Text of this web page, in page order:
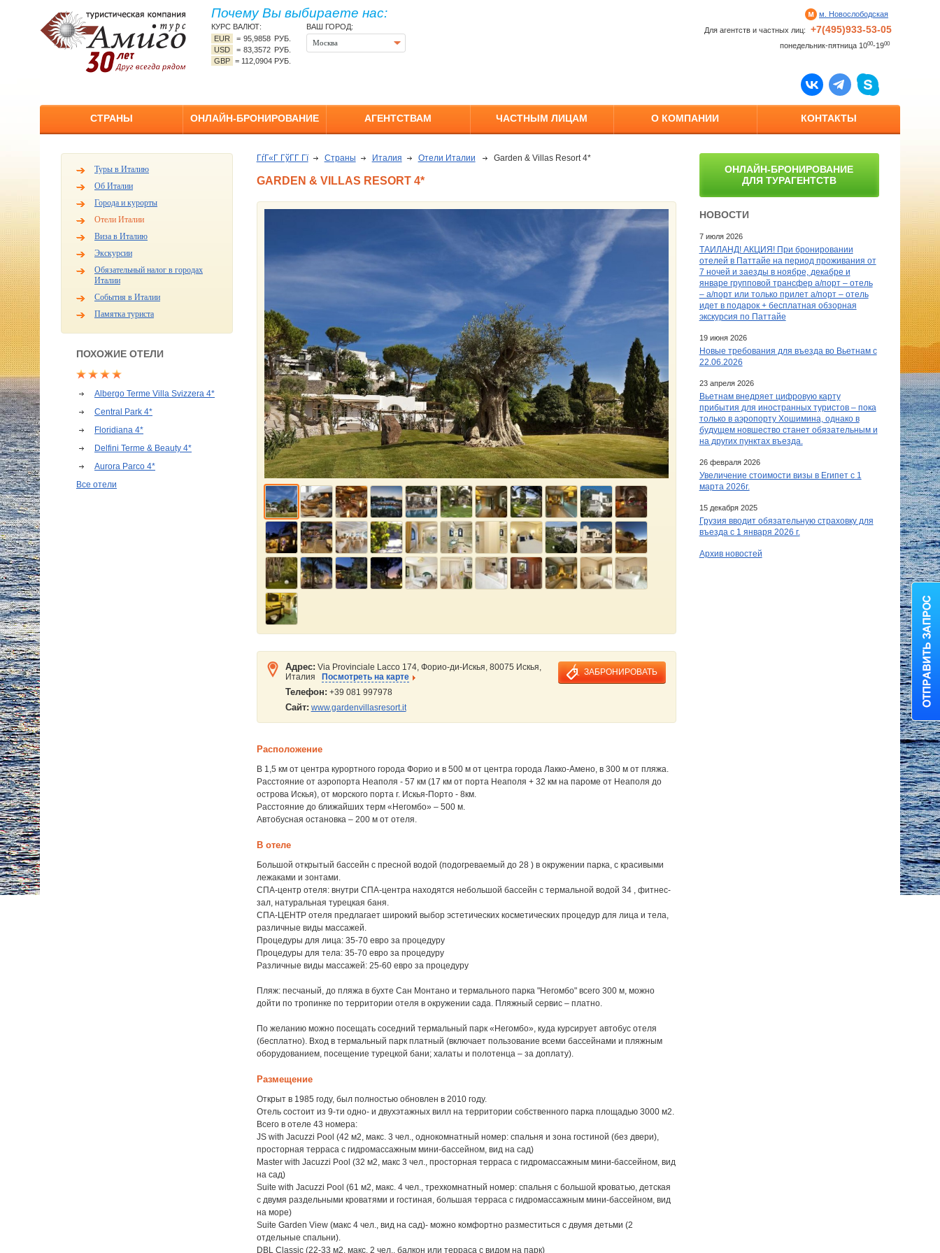
Почему Вы выбираете нас:
КУРС ВАЛЮТ:
EUR
=95,9858 РУБ.
USD
=83,3572 РУБ.
GBP = 112,0904 РУБ.
ВАШ ГОРОД:
Москва
м. Новослободская
Для агентств и частных лиц:
+7(495)933-53-05
понедельник-пятница 1000-1900
СТРАНЫ ОНЛАЙН-БРОНИРОВАНИЕ АГЕНТСТВАМ ЧАСТНЫМ ЛИЦАМ О КОМПАНИИ КОНТАКТЫ
Туры в Италию
Об Италии
Города и курорты
Отели Италии
Виза в Италию
Экскурсии
Обязательный налог в городах
Италии
События в Италии
Памятка туриста
ПОХОЖИЕ ОТЕЛИ
Albergo Terme Villa Svizzera 4*
Central Park 4*
Floridiana 4*
Delfini Terme & Beauty 4*
Aurora Parco 4*
Все отели
ГѓГ«Г ГўГ­Г Гї Страны Италия Отели Италии Garden & Villas Resort 4*
GARDEN & VILLAS RESORT 4*
ЗАБРОНИРОВАТЬ
Адрес: Via Provinciale Lacco 174, Форио-ди-Искья, 80075 Искья,
Италия
Посмотреть на карте
Телефон: +39 081 997978
Сайт: www.gardenvillasresort.it
Расположение
В 1,5 км от центра курортного города Форио и в 500 м от центра города Лакко-Амено, в 300 м от пляжа.
Расстояние от аэропорта Неаполя - 57 км (17 км от порта Неаполя + 32 км на пароме от Неаполя до
острова Искья), от морского порта г. Искья-Порто - 8км.
Расстояние до ближайших терм «Негомбо» – 500 м.
Автобусная остановка – 200 м от отеля.
В отеле
Большой открытый бассейн с пресной водой (подогреваемый до 28 ) в окружении парка, с красивыми
лежаками и зонтами.
СПА-центр отеля: внутри СПА-центра находятся небольшой бассейн с термальной водой 34 , фитнес-
зал, натуральная турецкая баня.
СПА-ЦЕНТР отеля предлагает широкий выбор эстетических косметических процедур для лица и тела,
различные виды массажей.
Процедуры для лица: 35-70 евро за процедуру
Процедуры для тела: 35-70 евро за процедуру
Различные виды массажей: 25-60 евро за процедуру
Пляж: песчаный, до пляжа в бухте Сан Монтано и термального парка "Негомбо" всего 300 м, можно
дойти по тропинке по территории отеля в окружении сада. Пляжный сервис – платно.
По желанию можно посещать соседний термальный парк «Негомбо», куда курсирует автобус отеля
(бесплатно). Вход в термальный парк платный (включает пользование всеми бассейнами и пляжным
оборудованием, посещение турецкой бани; халаты и полотенца – за доплату).
Размещение
Открыт в 1985 году, был полностью обновлен в 2010 году.
Отель состоит из 9-ти одно- и двухэтажных вилл на территории собственного парка площадью 3000 м2.
Всего в отеле 43 номера:
JS with Jacuzzi Pool (42 м2, макс. 3 чел., однокомнатный номер: спальня и зона гостиной (без двери),
просторная терраса с гидромассажным мини-бассейном, вид на сад)
Master with Jacuzzi Pool (32 м2, макс 3 чел., просторная терраса с гидромассажным мини-бассейном, вид
на сад)
Suite with Jacuzzi Pool (61 м2, макс. 4 чел., трехкомнатный номер: спальня с большой кроватью, детская
с двумя раздельными кроватями и гостиная, большая терраса с гидромассажным мини-бассейном, вид
на море)
Suite Garden View (макс 4 чел., вид на сад)- можно комфортно разместиться с двумя детьми (2
отдельные спальни).
DBL Classic (22-33 м2, макс. 2 чел., балкон или терраса с видом на парк)
ОНЛАЙН-БРОНИРОВАНИЕ
ДЛЯ ТУРАГЕНТСТВ
НОВОСТИ
7 июля 2026
ТАИЛАНД! АКЦИЯ! При бронировании
отелей в Паттайе на период проживания от
7 ночей и заезды в ноябре, декабре и
январе групповой трансфер а/порт – отель
– а/порт или только прилет а/порт – отель
идет в подарок + бесплатная обзорная
экскурсия по Паттайе
19 июня 2026
Новые требования для въезда во Вьетнам с
22.06.2026
23 апреля 2026
Вьетнам внедряет цифровую карту
прибытия для иностранных туристов – пока
только в аэропорту Хошимина, однако в
будущем новшество станет обязательным и
на других пунктах въезда.
26 февраля 2026
Увеличение стоимости визы в Египет c 1
марта 2026г.
15 декабря 2025
Грузия вводит обязательную страховку для
въезда с 1 января 2026 г.
Архив новостей